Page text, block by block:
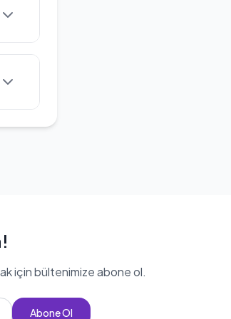
için bültenimize abone ol.
Abone Ol